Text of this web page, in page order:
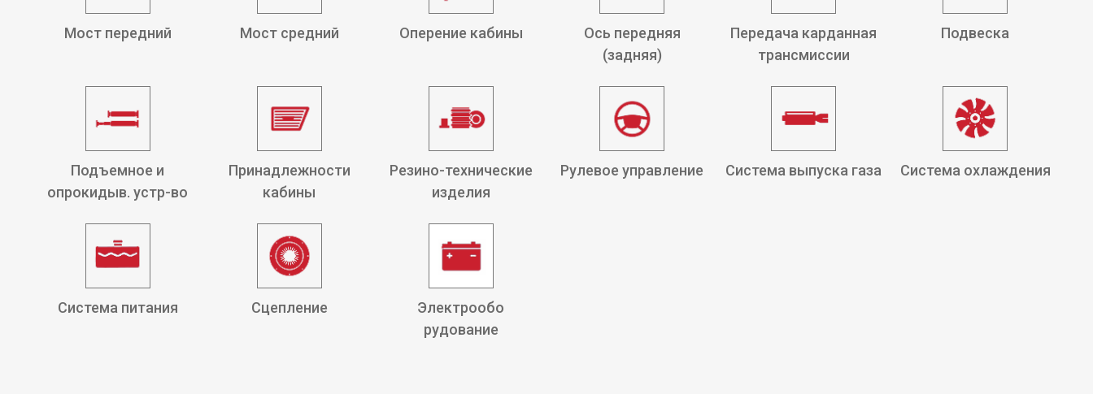
Мост передний Мост средний Оперение кабины
Ось передняя
(задняя)
Передача карданная
трансмиссии
Подвеска
Подъемное и
опрокидыв. устр-во
Принадлежности
кабины
Резино-технические
изделия
Рулевое управление Система выпуска газа Система охлаждения
Система питания Сцепление
Электрообо
рудование